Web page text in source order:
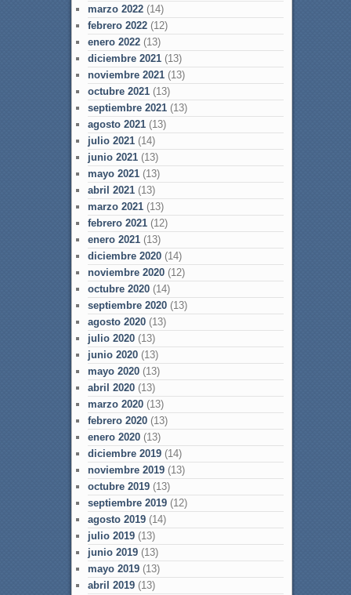
marzo 2022(14)
febrero 2022(12)
enero 2022(13)
diciembre 2021(13)
noviembre 2021(13)
octubre 2021(13)
septiembre 2021(13)
agosto 2021(13)
julio 2021(14)
junio 2021(13)
mayo 2021(13)
abril 2021(13)
marzo 2021(13)
febrero 2021(12)
enero 2021(13)
diciembre 2020(14)
noviembre 2020(12)
octubre 2020(14)
septiembre 2020(13)
agosto 2020(13)
julio 2020(13)
junio 2020(13)
mayo 2020(13)
abril 2020(13)
marzo 2020(13)
febrero 2020(13)
enero 2020(13)
diciembre 2019(14)
noviembre 2019(13)
octubre 2019(13)
septiembre 2019(12)
agosto 2019(14)
julio 2019(13)
junio 2019(13)
mayo 2019(13)
abril 2019(13)